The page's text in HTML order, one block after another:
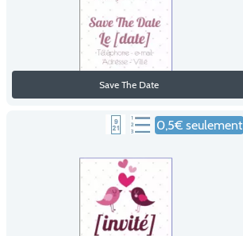
Save The Date
0,5€ seulement